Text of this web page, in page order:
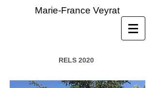
Marie-France Veyrat
RELS 2020